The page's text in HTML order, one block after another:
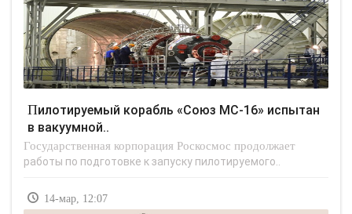
Пилотируемый корабль «Союз МС-16» испытан
в вакуумной..
Государственная корпорация Роскосмос продолжает
работы по подготовке к запуску пилотируемого..
14-мар, 12:07